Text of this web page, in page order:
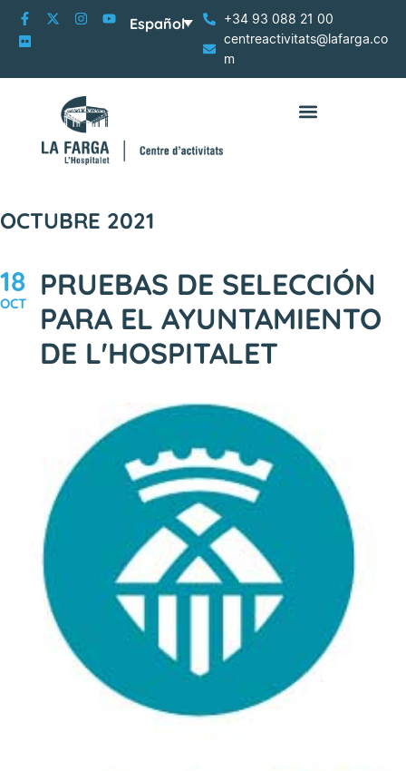
+34 93 088 21 00
centreactivitats@lafarga.co
m
Español
OCTUBRE 2021
18
OCT
PRUEBAS DE SELECCIÓN
PARA EL AYUNTAMIENTO
DE L'HOSPITALET